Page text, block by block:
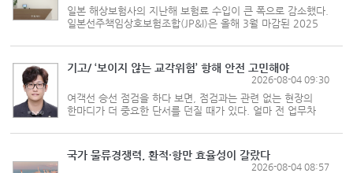
일본 해상보험사의 지난해 보험료 수입이 큰 폭으로 감소했다.
일본선주책임상호보험조합(JP&I)은 올해 3월 마감된 2025
거뒀다고 밝혔다. 지난 2024년의 225억9000만엔에서
24% 감소했다. JP&I는 이로써 2년 연...
기고/ ‘보이지 않는 교각위험’ 항해 안전 고민해야
2026-08-04 09:30
여객선 승선 점검을 하다 보면, 점검과는 관련 없는 현장의
한마디가 더 중요한 단서를 던질 때가 있다. 얼마 전 업무차
항로는 신안1교(안좌도-팔금도)와 서남문대교(비금도-
도초도) 등 여러 교량 아래를...
국가 물류경쟁력, 환적·항만 효율성이 갈랐다
2026-08-04 08:57